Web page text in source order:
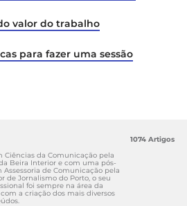
valor do trabalho
para fazer uma sessão
Ciências da Comunicação pela
Beira Interior e com uma pós-
Assessoria de Comunicação pela
de Jornalismo do Porto, o seu
foi sempre na área da
a criação dos mais diversos
1074 Artigos